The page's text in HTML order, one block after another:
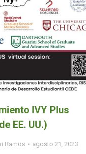
IVY Plus
EE. UU.)
Ramos agosto 21, 2023